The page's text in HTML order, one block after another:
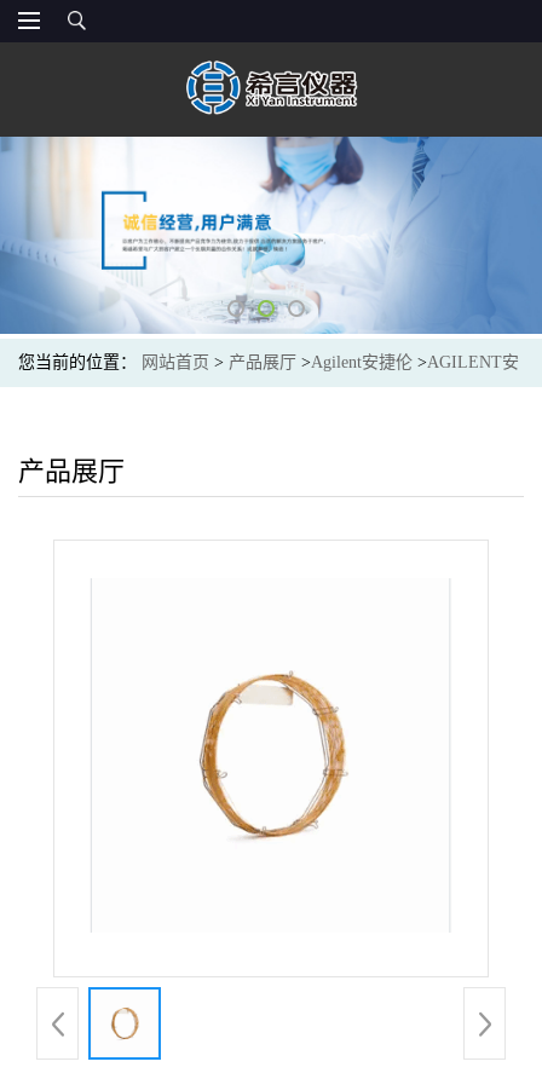
您当前的位置： 网站首页 > 产品展厅 >Agilent安捷伦 >AGILENT安
英寸柱架
产品展厅